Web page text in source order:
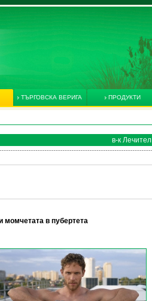
ТЪРГОВСКА ВЕРИГА ПРОДУКТИ
в-к Лечител
момчетата в пубертета